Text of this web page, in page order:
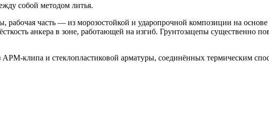
собой методом литья.
часть — из морозостойкой и ударопрочной композиции на
анкера в зоне, работающей на изгиб. Грунтозацепы существенно
клипа и стеклопластиковой арматуры, соединённых термическим